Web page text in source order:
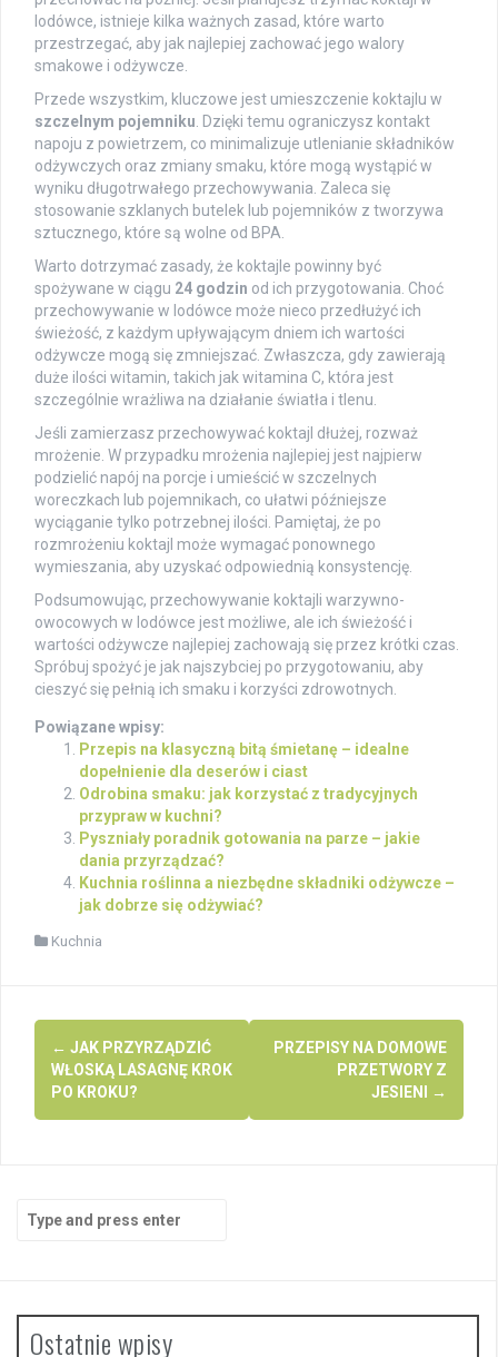
lodówce, istnieje kilka ważnych zasad, które warto
przestrzegać, aby jak najlepiej zachować jego walory
smakowe i odżywcze.
Przede wszystkim, kluczowe jest umieszczenie koktajlu w
szczelnym pojemniku . Dzięki temu ograniczysz kontakt
napoju z powietrzem, co minimalizuje utlenianie składników
odżywczych oraz zmiany smaku, które mogą wystąpić w
wyniku długotrwałego przechowywania. Zaleca się
stosowanie szklanych butelek lub pojemników z tworzywa
sztucznego, które są wolne od BPA.
Warto dotrzymać zasady, że koktajle powinny być
spożywane w ciągu 24 godzin od ich przygotowania. Choć
przechowywanie w lodówce może nieco przedłużyć ich
świeżość, z każdym upływającym dniem ich wartości
odżywcze mogą się zmniejszać. Zwłaszcza, gdy zawierają
duże ilości witamin, takich jak witamina C, która jest
szczególnie wrażliwa na działanie światła i tlenu.
Jeśli zamierzasz przechowywać koktajl dłużej, rozważ
mrożenie. W przypadku mrożenia najlepiej jest najpierw
podzielić napój na porcje i umieścić w szczelnych
woreczkach lub pojemnikach, co ułatwi późniejsze
wyciąganie tylko potrzebnej ilości. Pamiętaj, że po
rozmrożeniu koktajl może wymagać ponownego
wymieszania, aby uzyskać odpowiednią konsystencję.
Podsumowując, przechowywanie koktajli warzywno-
owocowych w lodówce jest możliwe, ale ich świeżość i
wartości odżywcze najlepiej zachowają się przez krótki czas.
Spróbuj spożyć je jak najszybciej po przygotowaniu, aby
cieszyć się pełnią ich smaku i korzyści zdrowotnych.
Powiązane wpisy:
Przepis na klasyczną bitą śmietanę – idealne
dopełnienie dla deserów i ciast
Odrobina smaku: jak korzystać z tradycyjnych
przypraw w kuchni?
Pyszniały poradnik gotowania na parze – jakie
dania przyrządzać?
Kuchnia roślinna a niezbędne składniki odżywcze –
jak dobrze się odżywiać?
Kuchnia
Post
navigation
← JAK PRZYRZĄDZIĆ
WŁOSKĄ LASAGNĘ KROK
PO KROKU?
PRZEPISY NA DOMOWE
PRZETWORY Z
JESIENI →
for:
Ostatnie wpisy